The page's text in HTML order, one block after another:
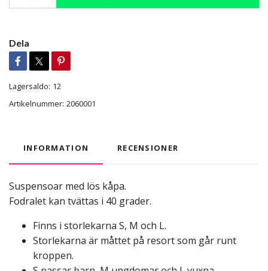
Dela
Lagersaldo: 12
Artikelnummer: 2060001
INFORMATION RECENSIONER
Suspensoar med lös kåpa.
Fodralet kan tvättas i 40 grader.
Finns i storlekarna S, M och L.
Storlekarna är måttet på resort som går runt
kroppen.